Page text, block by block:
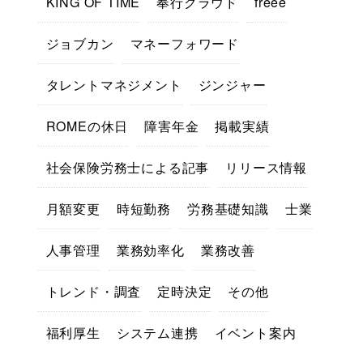
ジョブカン マネーフォワード
タレントマネジメント ジンジャー
ROMEの休日 障害年金 掲載実績
社会保険労務士による記事 リリース情報
月額変更 時短勤務 労務基礎知識 士業
人事管理 業務効率化 業務改善
トレンド・調査 定時決定 その他
福利厚生 システム連携 イベント案内